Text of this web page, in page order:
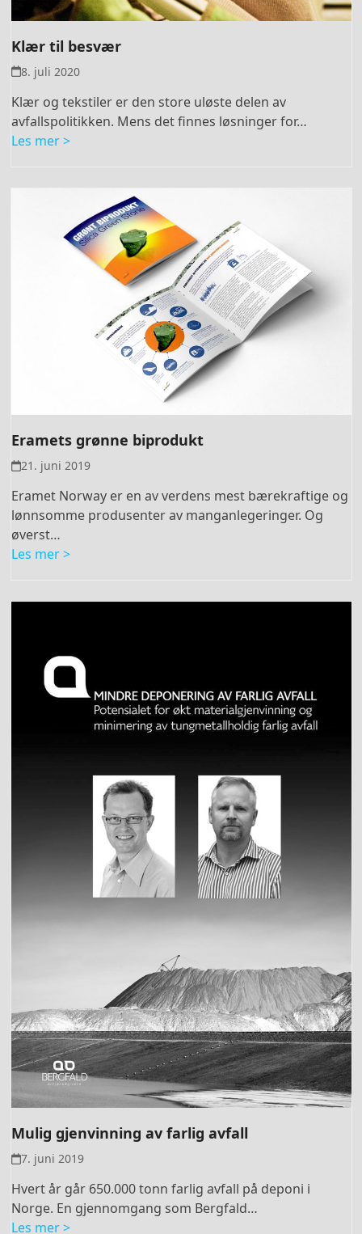
Klær til besvær
8. juli 2020
Klær og tekstiler er den store uløste delen av
avfallspolitikken. Mens det finnes løsninger for…
Les mer >
Eramets grønne biprodukt
21. juni 2019
Eramet Norway er en av verdens mest bærekraftige og
lønnsomme produsenter av manganlegeringer. Og
øverst…
Les mer >
Mulig gjenvinning av farlig avfall
7. juni 2019
Hvert år går 650.000 tonn farlig avfall på deponi i
Norge. En gjennomgang som Bergfald…
Les mer >